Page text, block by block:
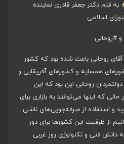
به قلم دکتر جعفر قادری نماینده
اسلامی
و #روحانی
روحانی باعث شده بود که کشور
همسایه و کشورهای آفریقایی و
روحانی این بود که این
حالی که اینها می‌توانند به بازاری برای
و استفاده از صرفه‌جویی‌های ناشی
از ظرفیت این کشورها برای دور
فنی و تکنولوژی روز غربی